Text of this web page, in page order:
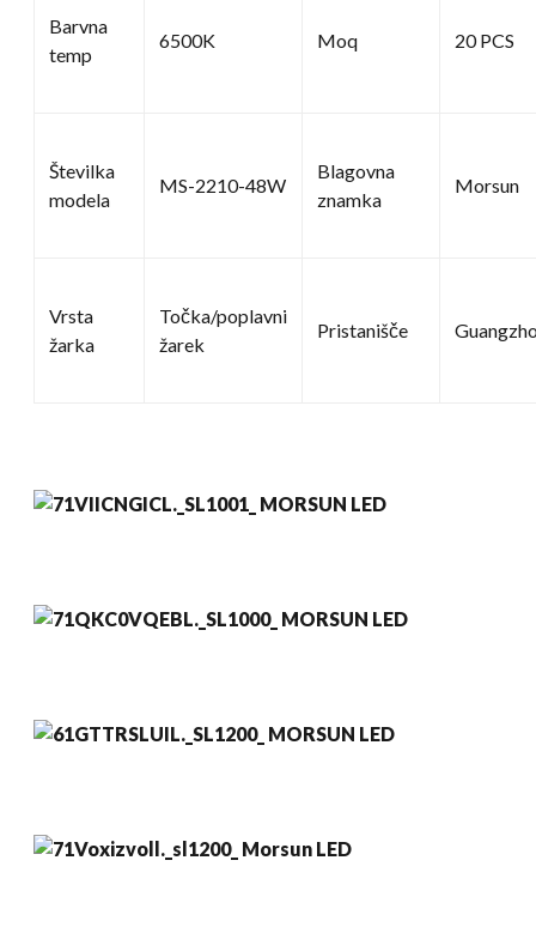
Barvna
temp
6500K Moq 20 PCS
Številka
modela
MS-2210-48W
Blagovna
znamka
Morsun
Vrsta
žarka
Točka/poplavni
žarek
Pristanišče